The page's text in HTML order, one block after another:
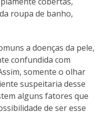
roupa de banho,
a doenças da pele,
confundida com
somente o olhar
suspeitaria desse
alguns fatores que
de ser esse